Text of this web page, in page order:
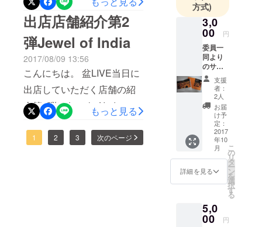
活動も紹介しています。 記
事はこちらから
週間となりました。 ブログ
でも数日前からカウントダ
ウンが始まっております。
そんななかクラウドファン
ディングの状況はといいま
すと、徐々に集まっており
まして、現在71,000円とな
りました。みなさまたいへ
んありがとうございます。
となりました！ ここ数日お
盆期間ということで、ブロ
グ・活動報告等の更新を休
んでいましたが、そろそろ
再開します！ ラストスパー
トです。 先日地域のおじさ
んから現金で個人協賛いた
だきましたが、キャンプ
ファイヤーの使い方がわか
出店店舗紹介第2
弾Jewel of India
2017/08/09 13:56
こんにちは。 盆LIVE当日に
出店していただく店舗の紹
介第2弾はJewel of India で
す！ 筑波大生御用達のカ
レー屋さんで、今回で3回目
もっと見る
1 2 3 次のページ
企画を目指
していま
す。設立：
2015年5月
方式)
3,0
00 円
委員一
同より
のサン
クスレ
ター お
祭り当
日の模
様をお
伝えす
るフォ
トブッ
支援
者：
2人
お届
け予
定：
2017
年10
月
詳細を見る
こ
の
リ
タ
ー
ン
を
選
択
す
る
5,0
00 円